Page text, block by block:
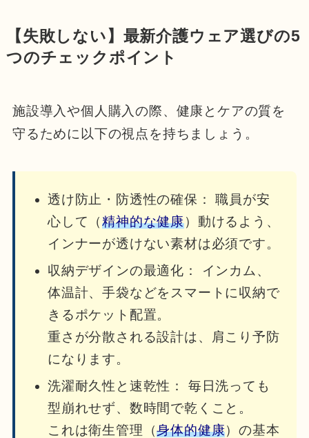
【失敗しない】最新介護ウェア選びの5
つのチェックポイント
施設導入や個人購入の際、健康とケアの質を
守るために以下の視点を持ちましょう。
透け防止・防透性の確保： 職員が安
心して（精神的な健康）動けるよう、
インナーが透けない素材は必須です。
収納デザインの最適化： インカム、
体温計、手袋などをスマートに収納で
きるポケット配置。
重さが分散される設計は、肩こり予防
になります。
洗濯耐久性と速乾性： 毎日洗っても
型崩れせず、数時間で乾くこと。
これは衛生管理（身体的健康）の基本